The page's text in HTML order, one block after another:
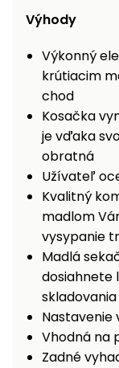
Odhŕňače
na sneh
a rosiče
Výhody
Výkonný
krútiacim
chod
Kosačka
je vďaka
obratná
Užívateľ
Kvalitný
madlom
vysypanie
Madlá
dosiahnete
skladovania
Nastavenie
Vhodná na
Zadné